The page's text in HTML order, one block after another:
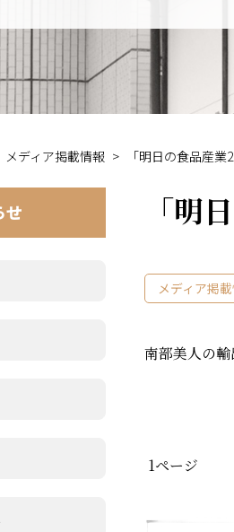
メディア掲載情報 > 「明日の食品産
せ 「明
メディア掲
南部美人の輸
1ページ